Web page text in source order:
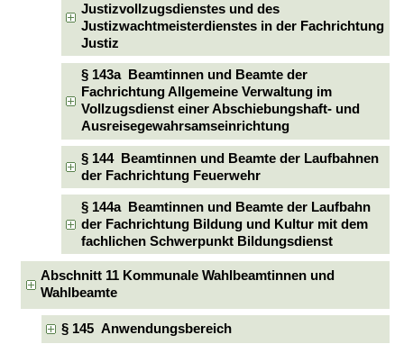
Justizvollzugsdienstes und des
Justizwachtmeisterdienstes in der Fachrichtung
Justiz
§ 143a Beamtinnen und Beamte der
Fachrichtung Allgemeine Verwaltung im
Vollzugsdienst einer Abschiebungshaft- und
Ausreisegewahrsamseinrichtung
§ 144 Beamtinnen und Beamte der Laufbahnen
der Fachrichtung Feuerwehr
§ 144a Beamtinnen und Beamte der Laufbahn
der Fachrichtung Bildung und Kultur mit dem
fachlichen Schwerpunkt Bildungsdienst
Abschnitt 11 Kommunale Wahlbeamtinnen und
Wahlbeamte
§ 145 Anwendungsbereich